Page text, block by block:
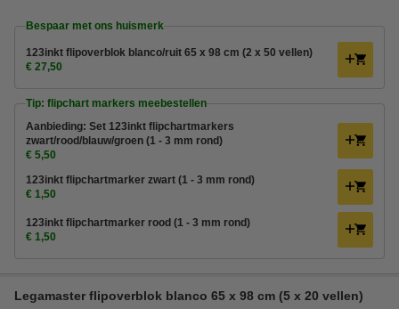
Bespaar met ons huismerk
123inkt flipoverblok blanco/ruit 65 x 98 cm (2 x 50 vellen)
€ 27,50
Tip: flipchart markers meebestellen
Aanbieding: Set 123inkt flipchartmarkers
zwart/rood/blauw/groen (1 - 3 mm rond)
€ 5,50
123inkt flipchartmarker zwart (1 - 3 mm rond)
€ 1,50
123inkt flipchartmarker rood (1 - 3 mm rond)
€ 1,50
Legamaster flipoverblok blanco 65 x 98 cm (5 x 20 vellen)